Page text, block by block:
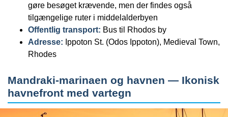
gøre besøget krævende, men der findes også
tilgængelige ruter i middelalderbyen
Offentlig transport: Bus til Rhodos by
Adresse: Ippoton St. (Odos Ippoton), Medieval Town,
Rhodes
Mandraki-marinaen og havnen — Ikonisk
havnefront med vartegn